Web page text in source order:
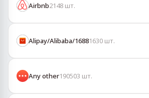
Airbnb2148 шт.
Alipay/Alibaba/16881630 шт.
Any other190503 шт.